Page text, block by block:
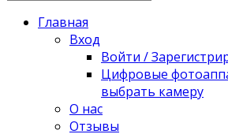
Главная
Вход
Войти /
Цифровые
выбрать камеру
О нас
Отзывы